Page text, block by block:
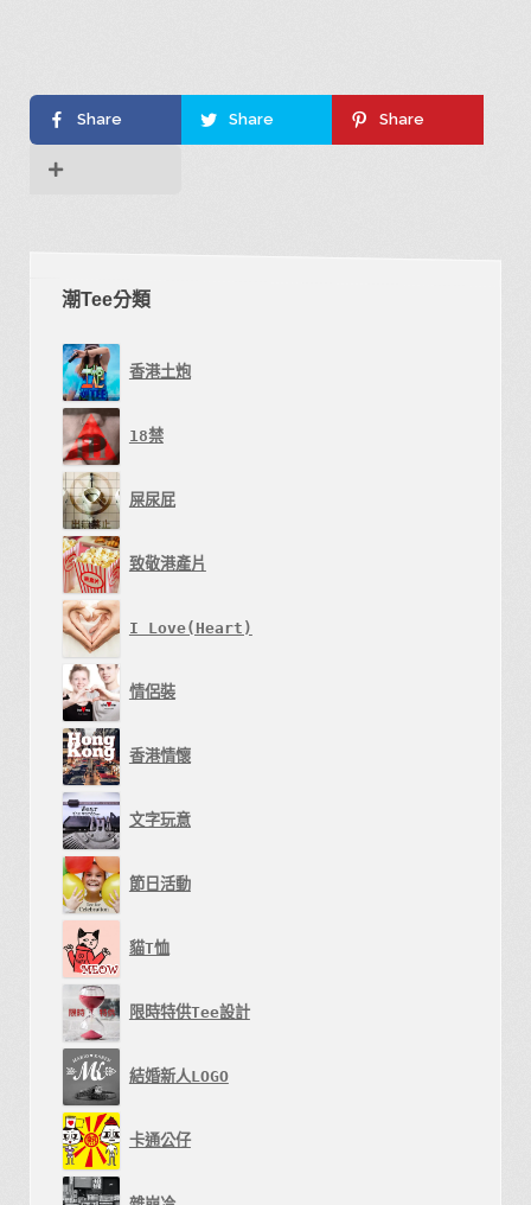
款
Share Share Share
潮Tee分類
香港土炮
18禁
屎尿屁
致敬港產片
I Love(Heart)
情侶裝
香港情懷
文字玩意
節日活動
貓T恤
限時特供Tee設計
結婚新人LOGO
卡通公仔